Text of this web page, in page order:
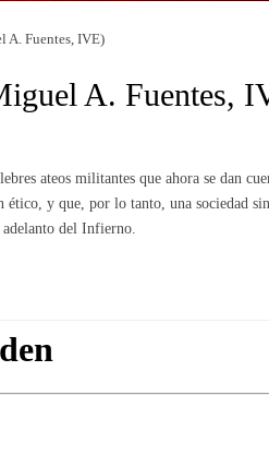
A. Fuentes, IVE)
A. Fuentes,
ateos militantes que ahora se dan
ético, y que, por lo tanto, una sociedad
del Infierno.